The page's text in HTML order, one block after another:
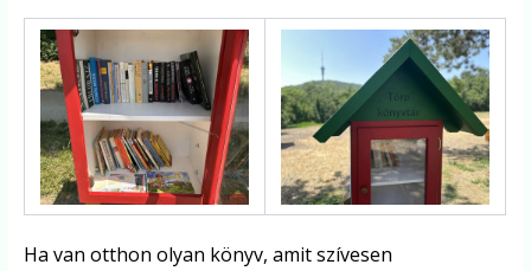
Ha van otthon olyan könyv, amit szívesen